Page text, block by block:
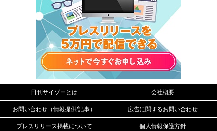
日刊サイゾーとは 会社概要
お問い合わせ（情報提供/記事） 広告に関するお問い合わせ
プレスリリース掲載について 個人情報保護方針